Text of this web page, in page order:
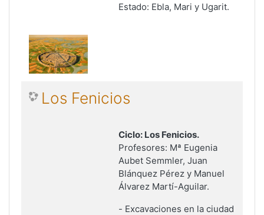
Estado: Ebla, Mari y Ugarit.
Los Fenicios
Ciclo: Los Fenicios.
Profesores: Mª Eugenia
Aubet Semmler, Juan
Blánquez Pérez y Manuel
Álvarez Martí-Aguilar.
- Excavaciones en la ciudad